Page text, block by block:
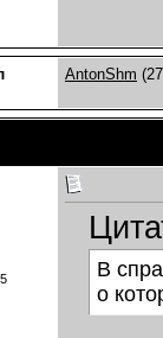
AntonShm
В
о